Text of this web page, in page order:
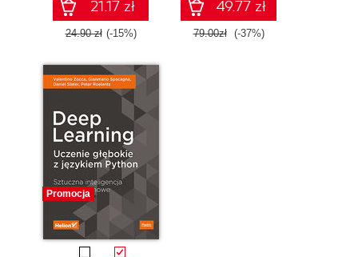
21.17 zł
24.90 zł (-15%)
SQL na potrzeby
praktycznych
zastosowań.
49.77 zł
79.00zł (-37%)
Promocja